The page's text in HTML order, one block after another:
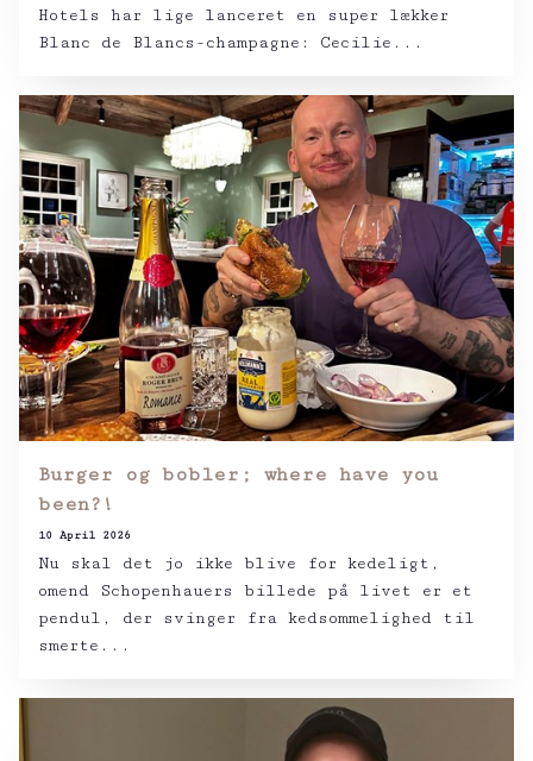
Hotels har lige lanceret en super lækker
Blanc de Blancs-champagne: Cecilie...
Burger og bobler; where have you
been?!
10 April 2026
Nu skal det jo ikke blive for kedeligt,
omend Schopenhauers billede på livet er et
pendul, der svinger fra kedsommelighed til
smerte...